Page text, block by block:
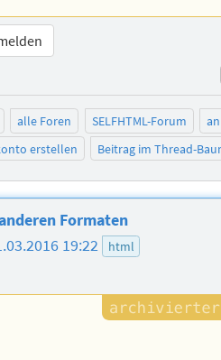
alle Foren SELFHTML-Forum
erstellen
Beitrag im Thread-
Formaten
19:22 html